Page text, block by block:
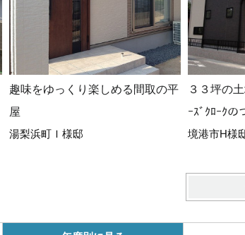
趣味をゆっくり楽しめる間取の平
屋
湯梨浜町Ｉ様邸
３３坪の
ｰｽﾞｸﾛｰｸの
境港市H様